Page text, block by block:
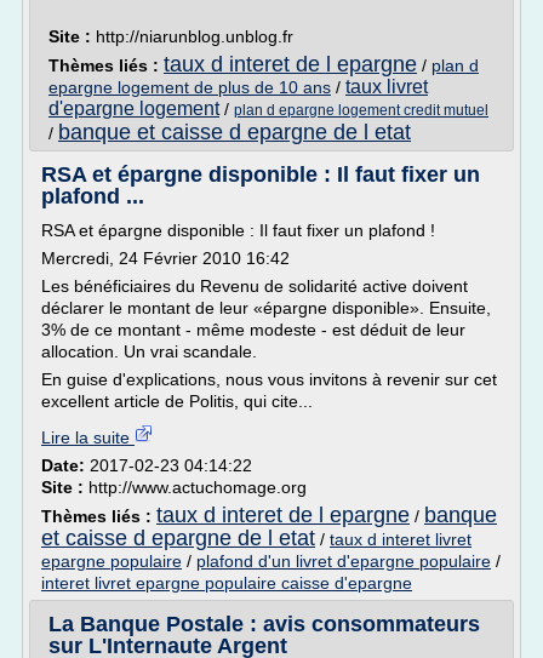
Site : http://niarunblog.unblog.fr
Thèmes liés : taux d interet de l epargne / plan d
epargne logement de plus de 10 ans / taux livret
d'epargne logement/ plan d epargne logement credit mutuel
/ banque et caisse d epargne de l etat
RSA et épargne disponible : Il faut fixer un
plafond ...
RSA et épargne disponible : Il faut fixer un plafond !
Mercredi, 24 Février 2010 16:42
Les bénéficiaires du Revenu de solidarité active doivent
déclarer le montant de leur «épargne disponible». Ensuite,
3% de ce montant - même modeste - est déduit de leur
allocation. Un vrai scandale.
En guise d'explications, nous vous invitons à revenir sur cet
excellent article de Politis, qui cite...
Lire la suite
Date: 2017-02-23 04:14:22
Site : http://www.actuchomage.org
Thèmes liés : taux d interet de l epargne / banque
et caisse d epargne de l etat / taux d interet livret
epargne populaire / plafond d'un livret d'epargne populaire /
interet livret epargne populaire caisse d'epargne
La Banque Postale : avis consommateurs
sur L'Internaute Argent